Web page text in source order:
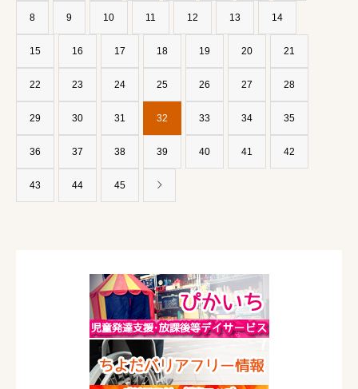
8 9 10 11 12 13 14
15 16 17 18 19 20 21
22 23 24 25 26 27 28
29 30 31 32 33 34 35
36 37 38 39 40 41 42
43 44 45